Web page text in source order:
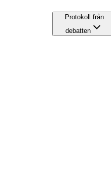
Protokoll från
debatten